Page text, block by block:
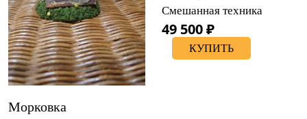
Морковка
Смешанная техника
49 500 ₽
КУПИТЬ